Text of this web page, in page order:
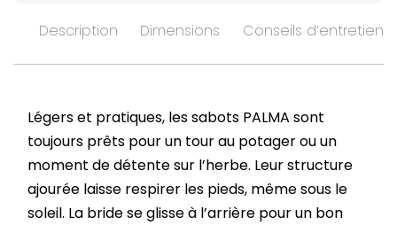
Description Dimensions Conseils d’entretien
Légers et pratiques, les sabots PALMA sont
toujours prêts pour un tour au potager ou un
moment de détente sur l’herbe. Leur structure
ajourée laisse respirer les pieds, même sous le
soleil. La bride se glisse à l’arrière pour un bon